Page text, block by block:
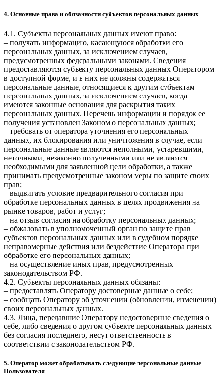
4. Основные права и обязанности субъектов персональных данных
4.1. Субъекты персональных данных имеют право:
– получать информацию, касающуюся обработки его
персональных данных, за исключением случаев,
предусмотренных федеральными законами. Сведения
предоставляются субъекту персональных данных Оператором
в доступной форме, и в них не должны содержаться
персональные данные, относящиеся к другим субъектам
персональных данных, за исключением случаев, когда
имеются законные основания для раскрытия таких
персональных данных. Перечень информации и порядок ее
получения установлен Законом о персональных данных;
– требовать от оператора уточнения его персональных
данных, их блокирования или уничтожения в случае, если
персональные данные являются неполными, устаревшими,
неточными, незаконно полученными или не являются
необходимыми для заявленной цели обработки, а также
принимать предусмотренные законом меры по защите своих
прав;
– выдвигать условие предварительного согласия при
обработке персональных данных в целях продвижения на
рынке товаров, работ и услуг;
– на отзыв согласия на обработку персональных данных;
– обжаловать в уполномоченный орган по защите прав
субъектов персональных данных или в судебном порядке
неправомерные действия или бездействие Оператора при
обработке его персональных данных;
– на осуществление иных прав, предусмотренных
законодательством РФ.
4.2. Субъекты персональных данных обязаны:
– предоставлять Оператору достоверные данные о себе;
– сообщать Оператору об уточнении (обновлении, изменении)
своих персональных данных.
4.3. Лица, передавшие Оператору недостоверные сведения о
себе, либо сведения о другом субъекте персональных данных
без согласия последнего, несут ответственность в
соответствии с законодательством РФ.
5. Оператор может обрабатывать следующие персональные данные
Пользователя